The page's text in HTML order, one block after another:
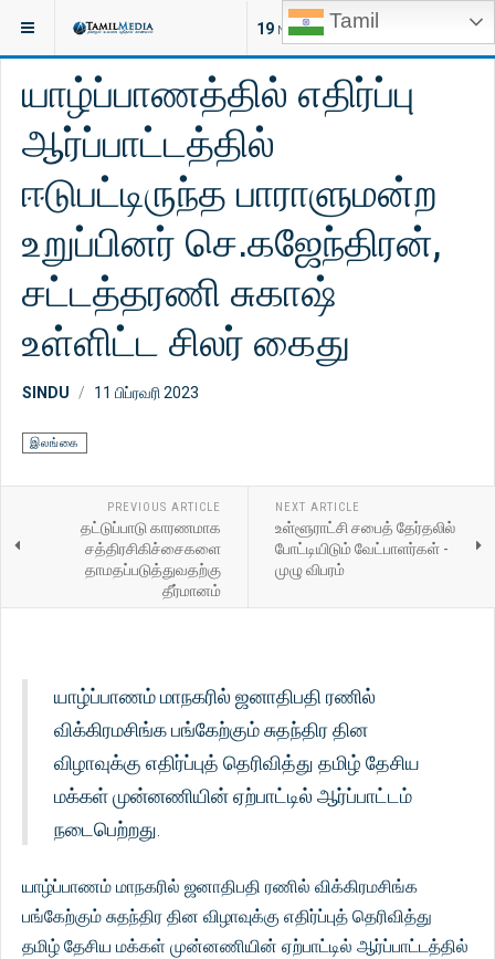
Tamil
19 NEW ARTICLES
இருக்குமிடம்: செய்திகள்
யாழ்ப்பாணத்தில் எதிர்ப்பு
ஆர்ப்பாட்டத்தில்
ஈடுபட்டிருந்த பாராளுமன்ற
உறுப்பினர் செ.கஜேந்திரன்,
சட்டத்தரணி சுகாஷ்
உள்ளிட்ட சிலர் கைது
SINDU 11 பிப்ரவரி 2023
இலங்கை
PREVIOUS ARTICLE
தட்டுப்பாடு காரணமாக
சத்திரசிகிச்சைகளை
தாமதப்படுத்துவதற்கு
தீர்மானம்
NEXT ARTICLE
உள்ளூராட்சி சபைத் தேர்தலில்
போட்டியிடும் வேட்பாளர்கள் -
முழு விபரம்
யாழ்ப்பாணம் மாநகரில் ஜனாதிபதி ரணில்
விக்கிரமசிங்க பங்கேற்கும் சுதந்திர தின
விழாவுக்கு எதிர்ப்புத் தெரிவித்து தமிழ் தேசிய
மக்கள் முன்னணியின் ஏற்பாட்டில் ஆர்ப்பாட்டம்
நடைபெற்றது.
யாழ்ப்பாணம் மாநகரில் ஜனாதிபதி ரணில் விக்கிரமசிங்க
பங்கேற்கும் சுதந்திர தின விழாவுக்கு எதிர்ப்புத் தெரிவித்து
தமிழ் தேசிய மக்கள் முன்னணியின் ஏற்பாட்டில் ஆர்ப்பாட்டத்தில்